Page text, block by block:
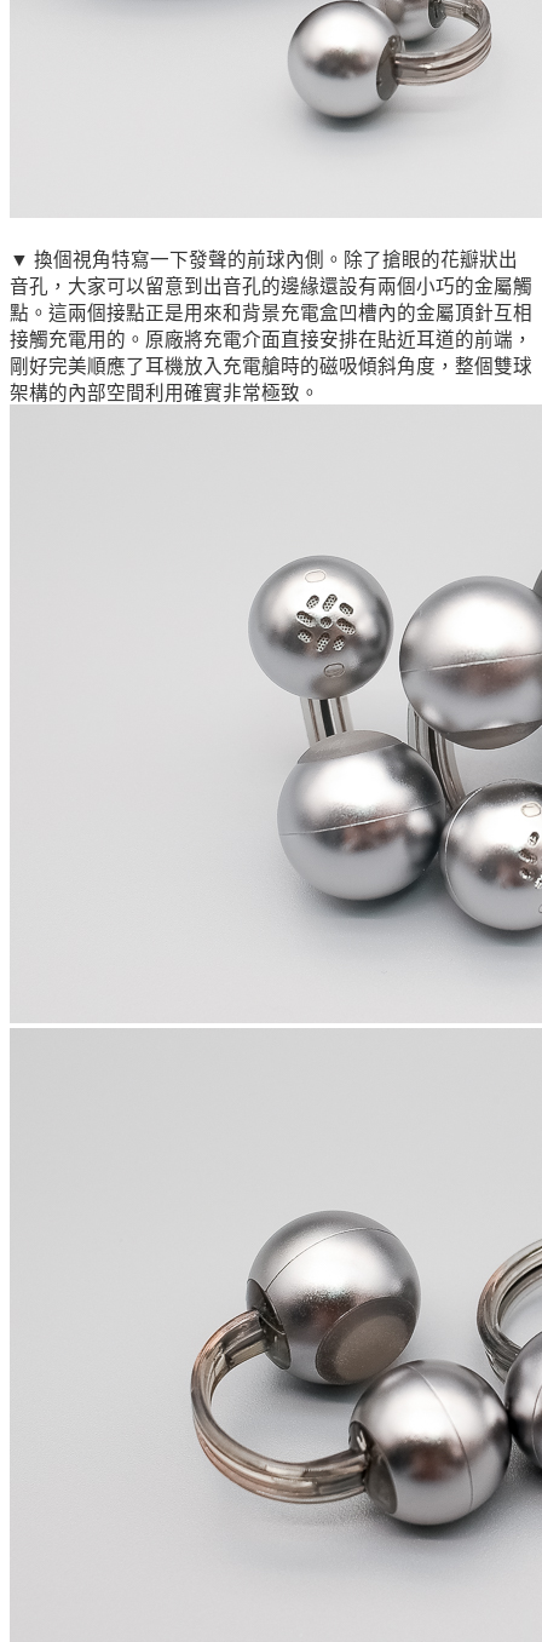
▼ 換個視角特寫一下發聲的前球內側。除了搶眼的花瓣狀出
音孔，大家可以留意到出音孔的邊緣還設有兩個小巧的金屬觸
點。這兩個接點正是用來和背景充電盒凹槽內的金屬頂針互相
接觸充電用的。原廠將充電介面直接安排在貼近耳道的前端，
剛好完美順應了耳機放入充電艙時的磁吸傾斜角度，整個雙球
架構的內部空間利用確實非常極致。